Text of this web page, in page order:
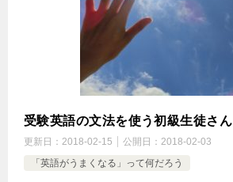
受験英語の文法を使う初級生徒さん
更新日： 2018-02-15 公開日： 2018-02-03
「英語がうまくなる」って何だろう